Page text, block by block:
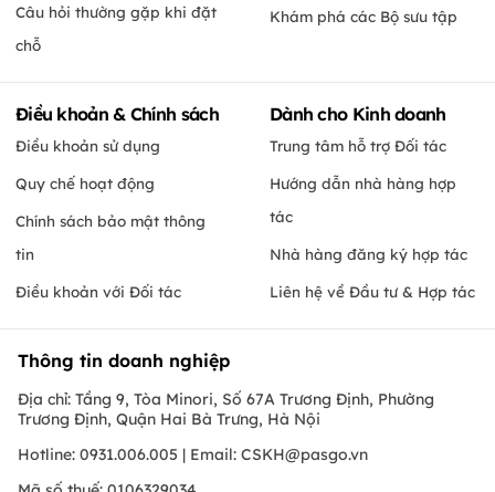
Câu hỏi thường gặp khi đặt
chỗ
Khám phá các Bộ sưu tập
Điều khoản & Chính sách
Điều khoản sử dụng
Quy chế hoạt động
Chính sách bảo mật thông
tin
Điều khoản với Đối tác
Dành cho Kinh doanh
Trung tâm hỗ trợ Đối tác
Hướng dẫn nhà hàng hợp
tác
Nhà hàng đăng ký hợp tác
Liên hệ về Đầu tư & Hợp tác
Thông tin doanh nghiệp
Địa chỉ: Tầng 9, Tòa Minori, Số 67A Trương Định, Phường
Trương Định, Quận Hai Bà Trưng, Hà Nội
Hotline: 0931.006.005 | Email: CSKH@pasgo.vn